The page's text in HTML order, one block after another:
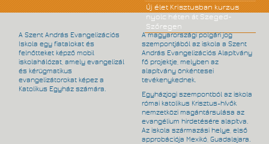
Új élet Krisztusban kurzus
nyolc héten át Szeged-
Szőregen
A Szent András Evangelizációs
Iskola egy fiatalokat és
felnőtteket képző mobil
iskolahálózat, amely evangelizál
és kérügmatikus
evangelizátorokat képez a
Katolikus Egyház számára.
A magyarországi polgári jog
szempontjából az iskola a Szent
András Evangelizációs Alapítvány
fő projektje, melyben az
alapítvány önkéntesei
tevékenykednek.
Egyházjogi szempontból az iskola
római katolikus Krisztus-hívők
nemzetközi magántársulása az
evangélium hirdetésére alapítva.
Az iskola származási helye, első
approbációja Mexikó, Guadalajara.